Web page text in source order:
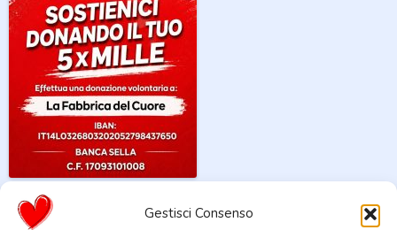
Gestisci Consenso
13 Maggio 2026